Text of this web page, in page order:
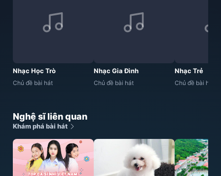
Nhạc Học Trò
Chủ đề bài hát
Nhạc Gia Đình
Chủ đề bài hát
Nhạc Trẻ
Chủ đề bài hát
Nghệ sĩ liên quan
Khám phá bài hát